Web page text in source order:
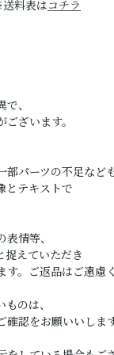
料表はコチラ
、
ざいます。
パーツの不足など
とテキストで
情等、
えていただき
。ご返品はご遠慮く
のは、
認をお願いいします